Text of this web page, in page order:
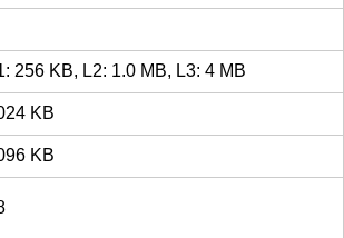
256 KB, L2: 1.0 MB, L3: 4 MB
KB
KB